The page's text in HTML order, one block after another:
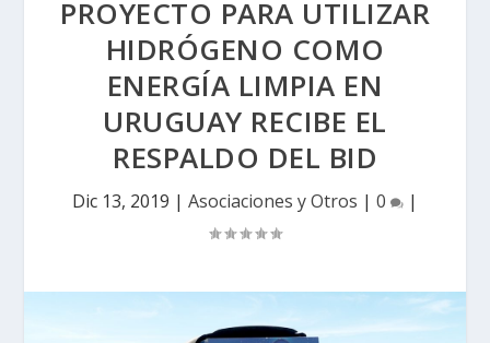
PROYECTO PARA UTILIZAR
HIDRÓGENO COMO
ENERGÍA LIMPIA EN
URUGUAY RECIBE EL
RESPALDO DEL BID
Dic 13, 2019 | Asociaciones y Otros | 0 |